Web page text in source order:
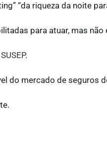
“da riqueza da noite
para atuar, mas
SUSEP.
do mercado de seguros